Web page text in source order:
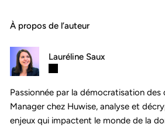
À propos de l’auteur
Lauréline Saux
Passionnée par la démocratisation
Manager chez Huwise, analyse et
enjeux qui impactent le monde de la